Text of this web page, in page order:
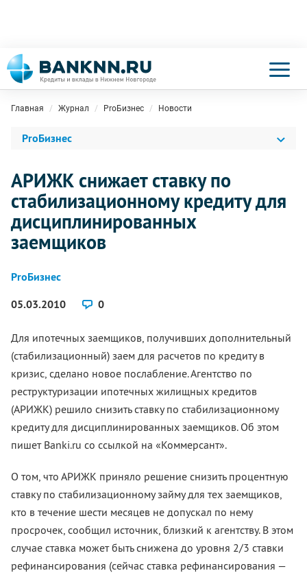
Главная Журнал ProБизнес Новости
ProБизнес
АРИЖК снижает ставку по
стабилизационному кредиту для
дисциплинированных
заемщиков
ProБизнес
05.03.2010
0
Для ипотечных заемщиков, получивших дополнительный
(стабилизационный) заем для расчетов по кредиту в
кризис, сделано новое послабление. Агентство по
реструктуризации ипотечных жилищных кредитов
(АРИЖК) решило снизить ставку по стабилизационному
кредиту для дисциплинированных заемщиков. Об этом
пишет Banki.ru со ссылкой на «Коммерсант».
О том, что АРИЖК приняло решение снизить процентную
ставку по стабилизационному займу для тех заемщиков,
кто в течение шести месяцев не допускал по нему
просрочек, сообщил источник, близкий к агентству. В этом
случае ставка может быть снижена до уровня 2/3 ставки
рефинансирования (сейчас ставка рефинансирования —